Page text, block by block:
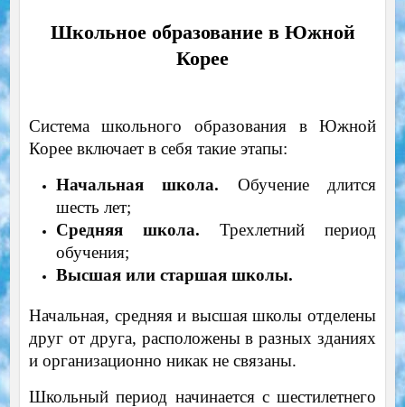
Школьное образование в Южной
Корее
Система школьного образования в Южной
Корее включает в себя такие этапы:
Начальная школа. Обучение длится
шесть лет;
Средняя школа. Трехлетний период
обучения;
Высшая или старшая школы.
Начальная, средняя и высшая школы отделены
друг от друга, расположены в разных зданиях
и организационно никак не связаны.
Школьный период начинается с шестилетнего